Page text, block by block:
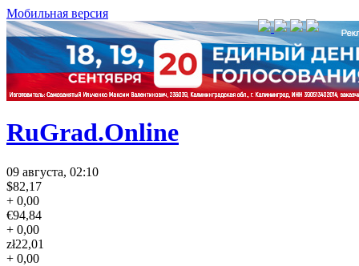
Мобильная версия
RuGrad.Online
09 августа, 02:10
$82,17
+ 0,00
€94,84
+ 0,00
zł22,01
+ 0,00